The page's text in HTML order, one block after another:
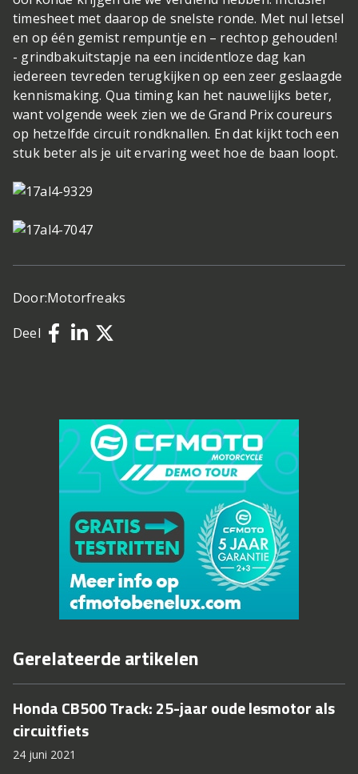
timesheet met daarop de snelste ronde. Met nul letsel
en op één gemist rempuntje en – rechtop gehouden!
- grindbakuitstapje na een incidentloze dag kan
iedereen tevreden terugkijken op een zeer geslaagde
kennismaking. Qua timing kan het nauwelijks beter,
want volgende week zien we de Grand Prix coureurs
op hetzelfde circuit rondknallen. En dat kijkt toch een
stuk beter als je uit ervaring weet hoe de baan loopt.
Door:Motorfreaks
Deel
Gerelateerde artikelen
Honda CB500 Track: 25-jaar oude lesmotor als
circuitfiets
24 juni 2021